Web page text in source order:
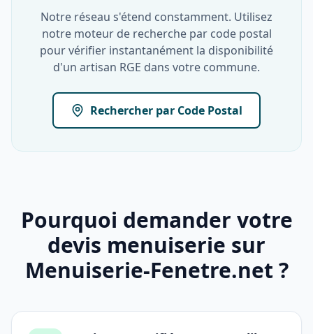
Notre réseau s'étend constamment. Utilisez
notre moteur de recherche par code postal
pour vérifier instantanément la disponibilité
d'un artisan RGE dans votre commune.
Rechercher par Code Postal
Pourquoi demander votre
devis menuiserie sur
Menuiserie-Fenetre.net ?